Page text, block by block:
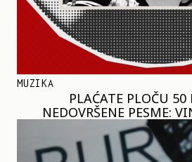
MUZIKA
PLAĆATE PLOČU 50
NEDOVRŠENE PESME: